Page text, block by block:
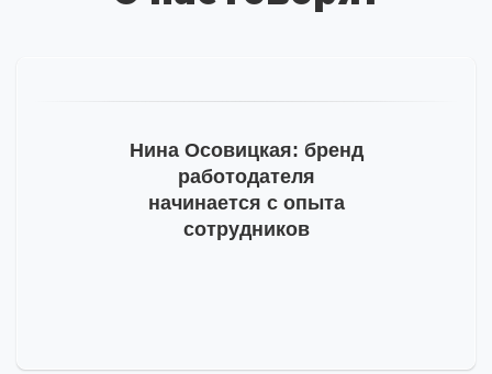
На ваш адрес отправлено письмо от hh.ru, необходимо
информацию про развитие бренда работодателя.
просмотрите папку «Спам».
Нина Осовицкая: бренд
работодателя
начинается с опыта
сотрудников